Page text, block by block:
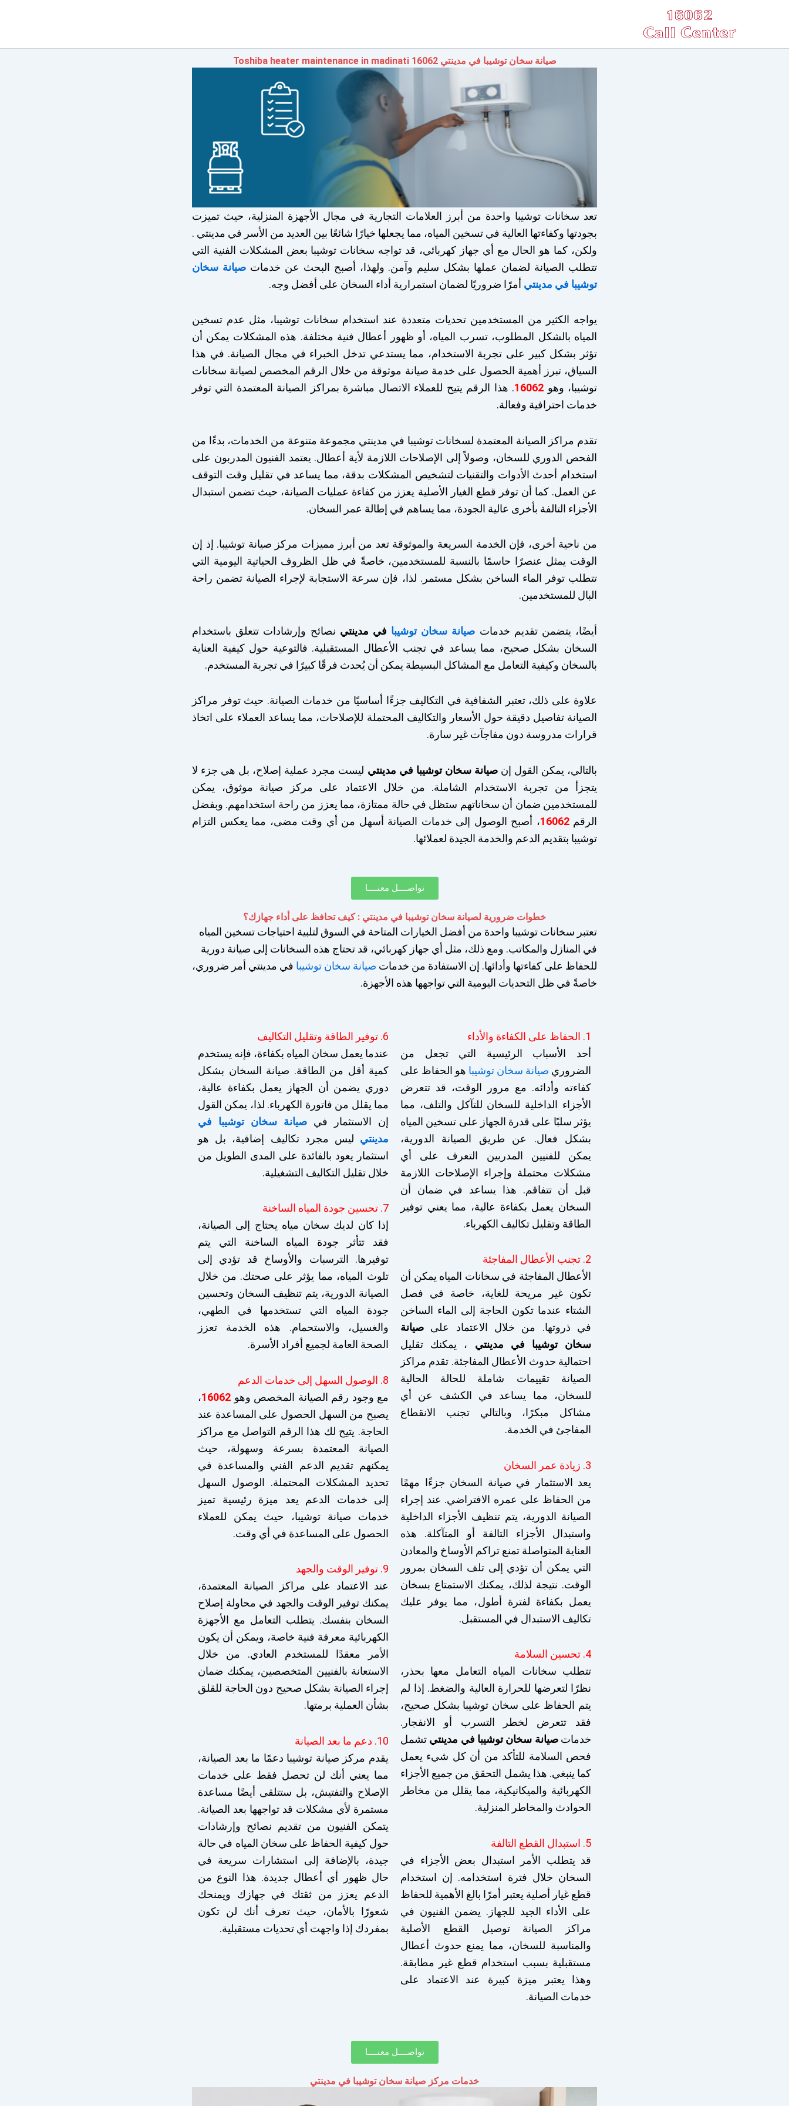
صيانة سخان توشيبا في مدينتي 16062 Toshiba heater maintenance in madinati
تعد سخانات توشيبا واحدة من أبرز العلامات التجارية في مجال الأجهزة المنزلية، حيث تميزت
بجودتها وكفاءتها العالية في تسخين المياه، مما يجعلها خيارًا شائعًا بين العديد من الأسر في مدينتي .
ولكن، كما هو الحال مع أي جهاز كهربائي، قد تواجه سخانات توشيبا بعض المشكلات الفنية التي
تتطلب الصيانة لضمان عملها بشكل سليم وآمن. ولهذا، أصبح البحث عن خدماتصيانة سخان
توشيبا في مدينتي أمرًا ضروريًا لضمان استمرارية أداء السخان على أفضل وجه.
يواجه الكثير من المستخدمين تحديات متعددة عند استخدام سخانات توشيبا، مثل عدم تسخين
المياه بالشكل المطلوب، تسرب المياه، أو ظهور أعطال فنية مختلفة. هذه المشكلات يمكن أن
تؤثر بشكل كبير على تجربة الاستخدام، مما يستدعي تدخل الخبراء في مجال الصيانة. في هذا
السياق، تبرز أهمية الحصول على خدمة صيانة موثوقة من خلال الرقم المخصص لصيانة سخانات
توشيبا، وهو 16062. هذا الرقم يتيح للعملاء الاتصال مباشرة بمراكز الصيانة المعتمدة التي توفر
خدمات احترافية وفعالة.
تقدم مراكز الصيانة المعتمدة لسخانات توشيبا في مدينتي مجموعة متنوعة من الخدمات، بدءًا من
الفحص الدوري للسخان، وصولاً إلى الإصلاحات اللازمة لأية أعطال. يعتمد الفنيون المدربون على
استخدام أحدث الأدوات والتقنيات لتشخيص المشكلات بدقة، مما يساعد في تقليل وقت التوقف
عن العمل. كما أن توفر قطع الغيار الأصلية يعزز من كفاءة عمليات الصيانة، حيث تضمن استبدال
الأجزاء التالفة بأخرى عالية الجودة، مما يساهم في إطالة عمر السخان.
من ناحية أخرى، فإن الخدمة السريعة والموثوقة تعد من أبرز مميزات مركز صيانة توشيبا. إذ إن
الوقت يمثل عنصرًا حاسمًا بالنسبة للمستخدمين، خاصةً في ظل الظروف الحياتية اليومية التي
تتطلب توفر الماء الساخن بشكل مستمر. لذا، فإن سرعة الاستجابة لإجراء الصيانة تضمن راحة
البال للمستخدمين.
أيضًا، يتضمن تقديم خدمات صيانة سخان توشيبا في مدينتي نصائح وإرشادات تتعلق باستخدام
السخان بشكل صحيح، مما يساعد في تجنب الأعطال المستقبلية. فالتوعية حول كيفية العناية
بالسخان وكيفية التعامل مع المشاكل البسيطة يمكن أن يُحدث فرقًا كبيرًا في تجربة المستخدم.
علاوة على ذلك، تعتبر الشفافية في التكاليف جزءًا أساسيًا من خدمات الصيانة. حيث توفر مراكز
الصيانة تفاصيل دقيقة حول الأسعار والتكاليف المحتملة للإصلاحات، مما يساعد العملاء على اتخاذ
قرارات مدروسة دون مفاجآت غير سارة.
بالتالي، يمكن القول إنصيانة سخان توشيبا في مدينتي ليست مجرد عملية إصلاح، بل هي جزء لا
يتجزأ من تجربة الاستخدام الشاملة. من خلال الاعتماد على مركز صيانة موثوق، يمكن
للمستخدمين ضمان أن سخاناتهم ستظل في حالة ممتازة، مما يعزز من راحة استخدامهم. وبفضل
الرقم16062، أصبح الوصول إلى خدمات الصيانة أسهل من أي وقت مضى، مما يعكس التزام
توشيبا بتقديم الدعم والخدمة الجيدة لعملائها.
تواصــــل معنــــا
خطوات ضرورية لصيانة سخان توشيبا في مدينتي : كيف تحافظ على أداء جهازك؟
تعتبر سخانات توشيبا واحدة من أفضل الخيارات المتاحة في السوق لتلبية احتياجات تسخين المياه
في المنازل والمكاتب. ومع ذلك، مثل أي جهاز كهربائي، قد تحتاج هذه السخانات إلى صيانة دورية
للحفاظ على كفاءتها وأدائها. إن الاستفادة من خدمات صيانة سخان توشيبا في مدينتي أمر ضروري،
خاصةً في ظل التحديات اليومية التي تواجهها هذه الأجهزة.
1. الحفاظ على الكفاءة والأداء
أحد الأسباب الرئيسية التي تجعل من
الضروري صيانة سخان توشيبا هو الحفاظ على
كفاءته وأدائه. مع مرور الوقت، قد تتعرض
الأجزاء الداخلية للسخان للتآكل والتلف، مما
يؤثر سلبًا على قدرة الجهاز على تسخين المياه
بشكل فعال. عن طريق الصيانة الدورية،
يمكن للفنيين المدربين التعرف على أي
مشكلات محتملة وإجراء الإصلاحات اللازمة
قبل أن تتفاقم. هذا يساعد في ضمان أن
السخان يعمل بكفاءة عالية، مما يعني توفير
الطاقة وتقليل تكاليف الكهرباء.
2. تجنب الأعطال المفاجئة
الأعطال المفاجئة في سخانات المياه يمكن أن
تكون غير مريحة للغاية، خاصة في فصل
الشتاء عندما تكون الحاجة إلى الماء الساخن
في ذروتها. من خلال الاعتماد على صيانة
سخان توشيبا في مدينتي ، يمكنك تقليل
احتمالية حدوث الأعطال المفاجئة. تقدم مراكز
الصيانة تقييمات شاملة للحالة الحالية
للسخان، مما يساعد في الكشف عن أي
مشاكل مبكرًا، وبالتالي تجنب الانقطاع
المفاجئ في الخدمة.
3. زيادة عمر السخان
يعد الاستثمار في صيانة السخان جزءًا مهمًا
من الحفاظ على عمره الافتراضي. عند إجراء
الصيانة الدورية، يتم تنظيف الأجزاء الداخلية
واستبدال الأجزاء التالفة أو المتآكلة. هذه
العناية المتواصلة تمنع تراكم الأوساخ والمعادن
التي يمكن أن تؤدي إلى تلف السخان بمرور
الوقت. نتيجة لذلك، يمكنك الاستمتاع بسخان
يعمل بكفاءة لفترة أطول، مما يوفر عليك
تكاليف الاستبدال في المستقبل.
4. تحسين السلامة
تتطلب سخانات المياه التعامل معها بحذر،
نظرًا لتعرضها للحرارة العالية والضغط. إذا لم
يتم الحفاظ على سخان توشيبا بشكل صحيح،
فقد تتعرض لخطر التسرب أو الانفجار.
خدماتصيانة سخان توشيبا في مدينتي تشمل
فحص السلامة للتأكد من أن كل شيء يعمل
كما ينبغي. هذا يشمل التحقق من جميع الأجزاء
الكهربائية والميكانيكية، مما يقلل من مخاطر
الحوادث والمخاطر المنزلية.
5. استبدال القطع التالفة
قد يتطلب الأمر استبدال بعض الأجزاء في
السخان خلال فترة استخدامه. إن استخدام
قطع غيار أصلية يعتبر أمرًا بالغ الأهمية للحفاظ
على الأداء الجيد للجهاز. يضمن الفنيون في
مراكز الصيانة توصيل القطع الأصلية
والمناسبة للسخان، مما يمنع حدوث أعطال
مستقبلية بسبب استخدام قطع غير مطابقة.
وهذا يعتبر ميزة كبيرة عند الاعتماد على
خدمات الصيانة.
6. توفير الطاقة وتقليل التكاليف
عندما يعمل سخان المياه بكفاءة، فإنه يستخدم
كمية أقل من الطاقة. صيانة السخان بشكل
دوري يضمن أن الجهاز يعمل بكفاءة عالية،
مما يقلل من فاتورة الكهرباء. لذا، يمكن القول
إن الاستثمار في صيانة سخان توشيبا في
مدينتي ليس مجرد تكاليف إضافية، بل هو
استثمار يعود بالفائدة على المدى الطويل من
خلال تقليل التكاليف التشغيلية.
7. تحسين جودة المياه الساخنة
إذا كان لديك سخان مياه يحتاج إلى الصيانة،
فقد تتأثر جودة المياه الساخنة التي يتم
توفيرها. الترسبات والأوساخ قد تؤدي إلى
تلوث المياه، مما يؤثر على صحتك. من خلال
الصيانة الدورية، يتم تنظيف السخان وتحسين
جودة المياه التي تستخدمها في الطهي،
والغسيل، والاستحمام. هذه الخدمة تعزز
الصحة العامة لجميع أفراد الأسرة.
8. الوصول السهل إلى خدمات الدعم
مع وجود رقم الصيانة المخصص وهو 16062،
يصبح من السهل الحصول على المساعدة عند
الحاجة. يتيح لك هذا الرقم التواصل مع مراكز
الصيانة المعتمدة بسرعة وسهولة، حيث
يمكنهم تقديم الدعم الفني والمساعدة في
تحديد المشكلات المحتملة. الوصول السهل
إلى خدمات الدعم يعد ميزة رئيسية تميز
خدمات صيانة توشيبا، حيث يمكن للعملاء
الحصول على المساعدة في أي وقت.
9. توفير الوقت والجهد
عند الاعتماد على مراكز الصيانة المعتمدة،
يمكنك توفير الوقت والجهد في محاولة إصلاح
السخان بنفسك. يتطلب التعامل مع الأجهزة
الكهربائية معرفة فنية خاصة، ويمكن أن يكون
الأمر معقدًا للمستخدم العادي. من خلال
الاستعانة بالفنيين المتخصصين، يمكنك ضمان
إجراء الصيانة بشكل صحيح دون الحاجة للقلق
بشأن العملية برمتها.
10. دعم ما بعد الصيانة
يقدم مركز صيانة توشيبا دعمًا ما بعد الصيانة،
مما يعني أنك لن تحصل فقط على خدمات
الإصلاح والتفتيش، بل ستتلقى أيضًا مساعدة
مستمرة لأي مشكلات قد تواجهها بعد الصيانة.
يتمكن الفنيون من تقديم نصائح وإرشادات
حول كيفية الحفاظ على سخان المياه في حالة
جيدة، بالإضافة إلى استشارات سريعة في
حال ظهور أي أعطال جديدة. هذا النوع من
الدعم يعزز من ثقتك في جهازك ويمنحك
شعورًا بالأمان، حيث تعرف أنك لن تكون
بمفردك إذا واجهت أي تحديات مستقبلية.
تواصــــل معنــــا
خدمات مركز صيانة سخان توشيبا في مدينتي